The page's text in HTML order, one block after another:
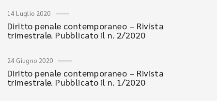
14 Luglio 2020
Diritto penale contemporaneo – Rivista
trimestrale. Pubblicato il n. 2/2020
24 Giugno 2020
Diritto penale contemporaneo – Rivista
trimestrale. Pubblicato il n. 1/2020